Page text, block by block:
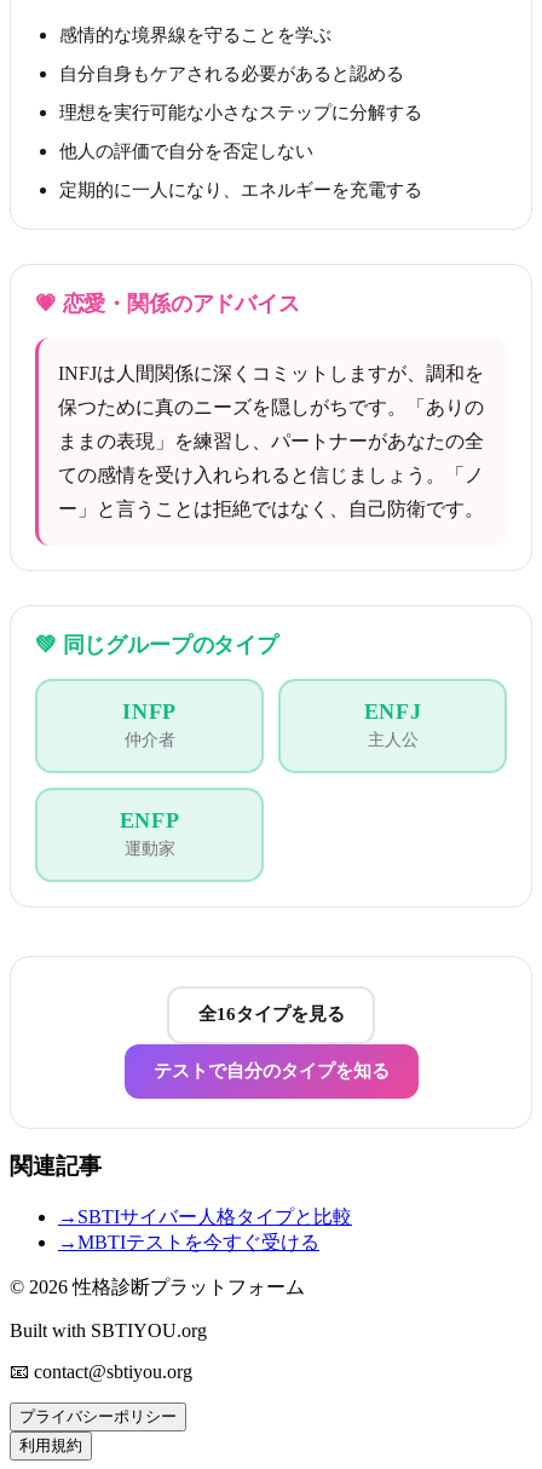
感情的な境界線を守ることを学ぶ
自分自身もケアされる必要があると認める
理想を実行可能な小さなステップに分解する
他人の評価で自分を否定しない
定期的に一人になり、エネルギーを充電する
💗 恋愛・関係のアドバイス
INFJは人間関係に深くコミットしますが、調和を
保つために真のニーズを隠しがちです。「ありの
ままの表現」を練習し、パートナーがあなたの全
ての感情を受け入れられると信じましょう。「ノ
ー」と言うことは拒絶ではなく、自己防衛です。
💚 同じグループのタイプ
INFP
仲介者
ENFJ
主人公
ENFP
運動家
全16タイプを見る
テストで自分のタイプを知る
関連記事
→ SBTIサイバー人格タイプと比較
→MBTIテストを今すぐ受ける
© 2026性格診断プラットフォーム
Built with SBTIYOU.org
📧 contact@sbtiyou.org
プライバシーポリシー
利用規約